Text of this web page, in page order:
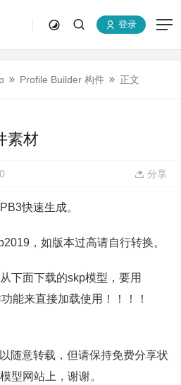
登录
Profile Builder 构件 正文
素材
0 分享
快速生成。
，如版本过高请自行转换。
下面下载的skp模型，要用
能来直接加载使用！！！！
随意转载，但请保持免费分享状
型网站上，谢谢。